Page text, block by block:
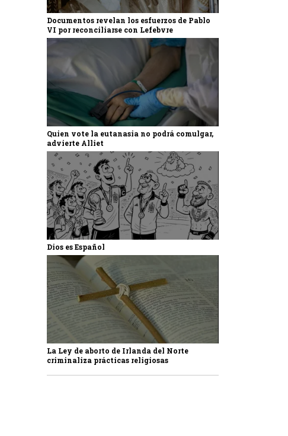
Documentos revelan los esfuerzos de Pablo
VI por reconciliarse con Lefebvre
Quien vote la eutanasia no podrá comulgar,
advierte Alliet
Dios es Español
La Ley de aborto de Irlanda del Norte
criminaliza prácticas religiosas